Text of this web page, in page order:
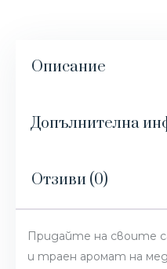
Описание
Допълнителна
Отзиви (0)
Придайте на своите
и траен аромат на